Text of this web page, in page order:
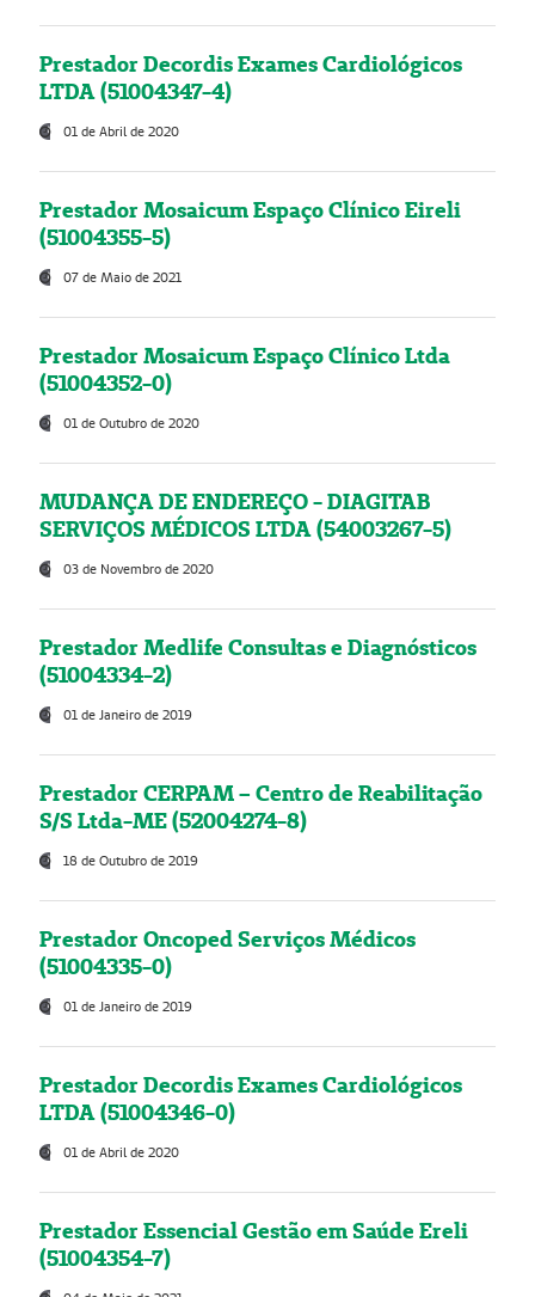
Prestador Decordis Exames Cardiológicos
LTDA (51004347-4)
01 de Abril de 2020
Prestador Mosaicum Espaço Clínico Eireli
(51004355-5)
07 de Maio de 2021
Prestador Mosaicum Espaço Clínico Ltda
(51004352-0)
01 de Outubro de 2020
MUDANÇA DE ENDEREÇO - DIAGITAB
SERVIÇOS MÉDICOS LTDA (54003267-5)
03 de Novembro de 2020
Prestador Medlife Consultas e Diagnósticos
(51004334-2)
01 de Janeiro de 2019
Prestador CERPAM – Centro de Reabilitação
S/S Ltda-ME (52004274-8)
18 de Outubro de 2019
Prestador Oncoped Serviços Médicos
(51004335-0)
01 de Janeiro de 2019
Prestador Decordis Exames Cardiológicos
LTDA (51004346-0)
01 de Abril de 2020
Prestador Essencial Gestão em Saúde Ereli
(51004354-7)